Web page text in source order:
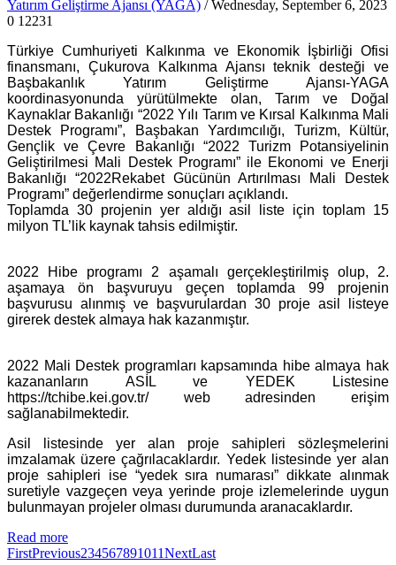
Yatırım Geliştirme Ajansı (YAGA) / Wednesday, September 6, 2023
0 12231
Türkiye Cumhuriyeti Kalkınma ve Ekonomik İşbirliği Ofisi
finansmanı, Çukurova Kalkınma Ajansı teknik desteği ve
Başbakanlık Yatırım Geliştirme Ajansı-YAGA
koordinasyonunda yürütülmekte olan, Tarım ve Doğal
Kaynaklar Bakanlığı “2022 Yılı Tarım ve Kırsal Kalkınma Mali
Destek Programı”, Başbakan Yardımcılığı, Turizm, Kültür,
Gençlik ve Çevre Bakanlığı “2022 Turizm Potansiyelinin
Geliştirilmesi Mali Destek Programı” ile Ekonomi ve Enerji
Bakanlığı “2022Rekabet Gücünün Artırılması Mali Destek
Programı” değerlendirme sonuçları açıklandı.
Toplamda 30 projenin yer aldığı asil liste için toplam 15
milyon TL’lik kaynak tahsis edilmiştir.
2022 Hibe programı 2 aşamalı gerçekleştirilmiş olup, 2.
aşamaya ön başvuruyu geçen toplamda 99 projenin
başvurusu alınmış ve başvurulardan 30 proje asil listeye
girerek destek almaya hak kazanmıştır.
2022 Mali Destek programları kapsamında hibe almaya hak
kazananların ASİL ve YEDEK Listesine
https://tchibe.kei.gov.tr/ web adresinden erişim
sağlanabilmektedir.
Asil listesinde yer alan proje sahipleri sözleşmelerini
imzalamak üzere çağrılacaklardır. Yedek listesinde yer alan
proje sahipleri ise “yedek sıra numarası” dikkate alınmak
suretiyle vazgeçen veya yerinde proje izlemelerinde uygun
bulunmayan projeler olması durumunda aranacaklardır.
Read more
FirstPrevious234567891011NextLast